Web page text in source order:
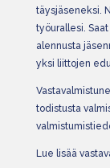
täysjäseneksi.
työurallesi.
alennusta
yksi liittojen
todistusta
Lue lisää